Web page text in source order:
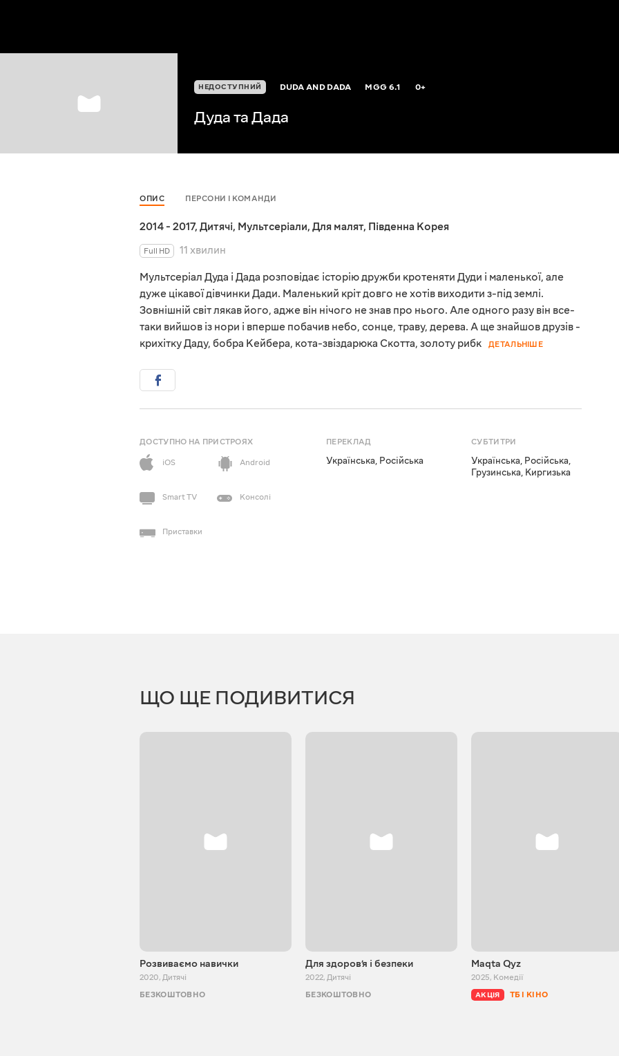
НЕДОСТУПНИЙ DUDA AND DADA MGG6.1 0+
Дуда та Дада
ОПИС ПЕРСОНИ І КОМАНДИ
2014 - 2017, Дитячі, Мультсеріали, Для малят, Південна Корея
Full HD
11 хвилин
Мультсеріал Дуда і Дада розповідає історію дружби кротеняти Дуди і маленької, але
дуже цікавої дівчинки Дади. Маленький кріт довго не хотів виходити з-під землі.
Зовнішній світ лякав його, адже він нічого не знав про нього. Але одного разу він все-
таки вийшов із нори і вперше побачив небо, сонце, траву, дерева. А ще знайшов друзів -
крихітку Даду, бобра Кейбера, кота-звіздарюка Скотта, золоту рибк
ДЕТАЛЬНІШЕ
ДОСТУПНО НА ПРИСТРОЯХ
iOS
Android
Smart TV Консолі
Приставки
ПЕРЕКЛАД
Українська, Російська
СУБТИТРИ
Українська, Російська,
Грузинська, Киргизька
ЩО ЩЕ ПОДИВИТИСЯ
Розвиваємо навички
2020, Дитячі
БЕЗКОШТОВНО
Для здоровʼя і безпеки
2022, Дитячі
БЕЗКОШТОВНО
Maqta Qyz
2025, Комедії
АКЦІЯ ТБ І КІНО